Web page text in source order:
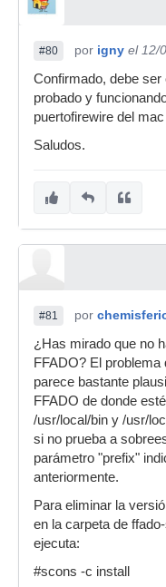
#80 por igny el 12/
Confirmado, debe
probado y
puertofirewire del
Saludos.
#81 por
¿Has mirado que no
FFADO? El
parece bastante
FFADO de donde
/usr/local/bin y /usr/
si no prueba a
parámetro "prefix"
anteriormente.
Para eliminar la
en la carpeta de
ejecuta:
#scons -c install